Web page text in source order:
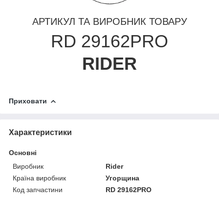
АРТИКУЛ ТА ВИРОБНИК ТОВАРУ
RD 29162PRO
RIDER
Приховати
Характеристики
Основні
Виробник
Rider
Країна виробник
Угорщина
Код запчастини
RD 29162PRO